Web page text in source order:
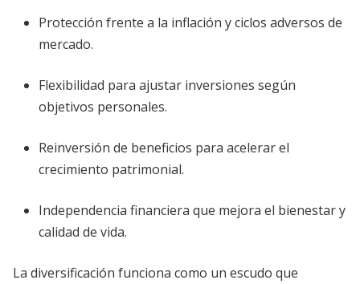
Protección frente a la inflación y ciclos adversos de
mercado.
Flexibilidad para ajustar inversiones según
objetivos personales.
Reinversión de beneficios para acelerar el
crecimiento patrimonial.
Independencia financiera que mejora el bienestar y
calidad de vida.
La diversificación funciona como un escudo que